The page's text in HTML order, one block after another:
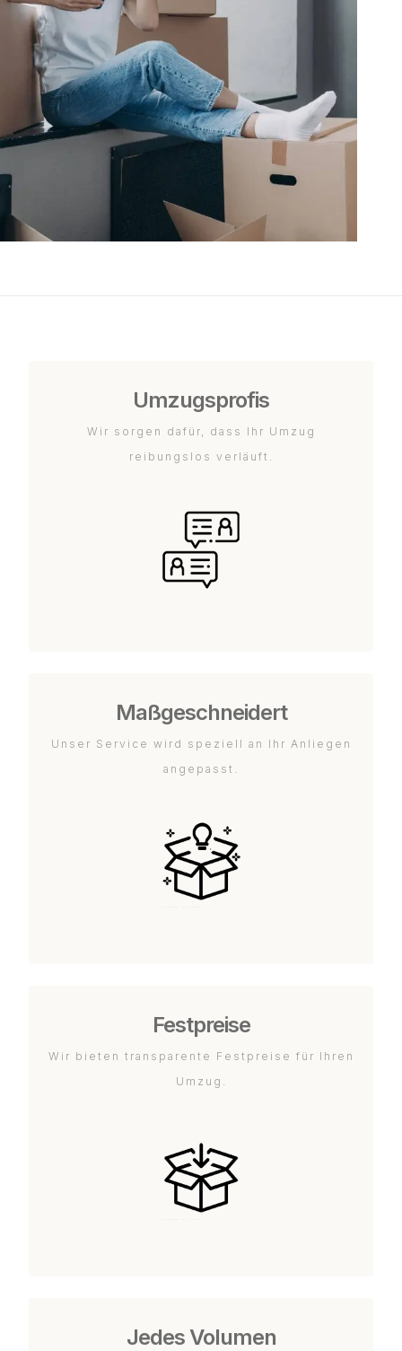
Umzugsprofis
Wir sorgen dafür, dass Ihr Umzug
reibungslos verläuft.
Maßgeschneidert
Unser Service wird speziell an Ihr Anliegen
angepasst.
Festpreise
Wir bieten transparente Festpreise für Ihren
Umzug.
Jedes Volumen